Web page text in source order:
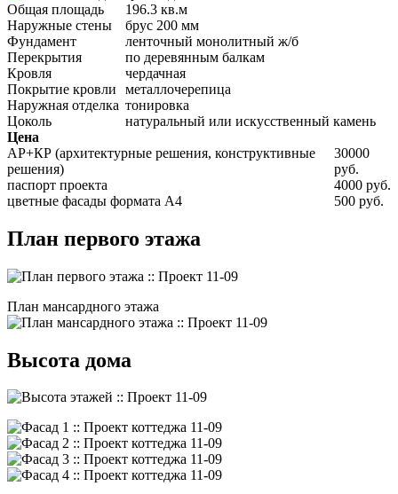
Общая площадь
196.3 кв.м
Наружные стены
брус 200 мм
Фундамент
ленточный монолитный ж/б
Перекрытия
по деревянным балкам
Кровля
чердачная
Покрытие кровли
металлочерепица
Наружная отделка тонировка
Цоколь
натуральный или искусственный камень
Цена
АР+КР (архитектурные решения, конструктивные
решения)
30000
руб.
паспорт проекта
4000 руб.
цветные фасады формата А4
500 руб.
План первого этажа
План мансардного этажа
Высота дома